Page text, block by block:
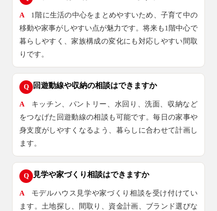
A
1階に生活の中心をまとめやすいため、子育て中の
移動や家事がしやすい点が魅力です。将来も1階中心で
暮らしやすく、家族構成の変化にも対応しやすい間取
りです。
Q 回遊動線や収納の相談はできますか
A
キッチン、パントリー、水回り、洗面、収納など
をつなげた回遊動線の相談も可能です。毎日の家事や
身支度がしやすくなるよう、暮らしに合わせて計画し
ます。
Q 見学や家づくり相談はできますか
A
モデルハウス見学や家づくり相談を受け付けてい
ます。土地探し、間取り、資金計画、ブランド選びな